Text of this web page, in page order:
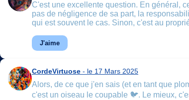
C'est une excellente question. En général,
pas de négligence de sa part, la
qui est souvent le cas. Sinon, c'est au
J'aime
CordeVirtuose - le 17 Mars 2025
Alors, de ce que j'en sais (et en tant que
c'est un oiseau le coupable 🐦. Le mieux,